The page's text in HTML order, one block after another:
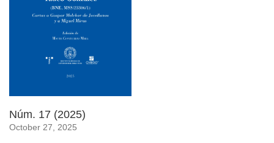
Núm. 17 (2025)
October 27, 2025